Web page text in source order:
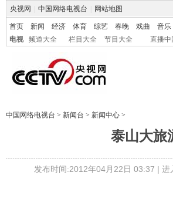
央视网 中国网络电视台 网站地图
首页 新闻 经济 体育 综艺 春晚 戏曲 音乐
电视
频道大全 栏目大全 节目大全 直播中
中国网络电视台 > 新闻台 > 新闻中心 >
泰山大旅
发布时间:2012年04月22日 03:37 | 进